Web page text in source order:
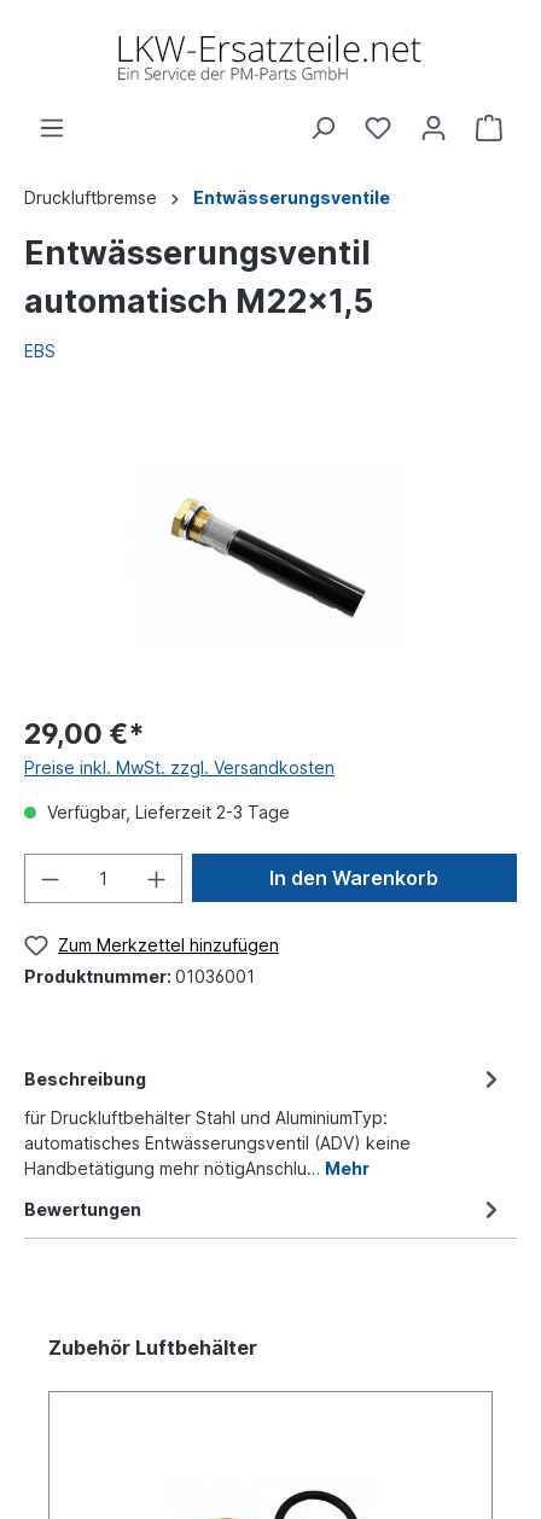
Druckluftbremse Entwässerungsventile
Entwässerungsventil
automatisch M22x1,5
EBS
29,00 €*
Preise inkl. MwSt. zzgl. Versandkosten
Verfügbar, Lieferzeit 2-3 Tage
In den Warenkorb
Zum Merkzettel hinzufügen
Produktnummer: 01036001
Beschreibung
für Druckluftbehälter Stahl und AluminiumTyp:
automatisches Entwässerungsventil (ADV) keine
Handbetätigung mehr nötigAnschlu… Mehr
Bewertungen
Zubehör Luftbehälter